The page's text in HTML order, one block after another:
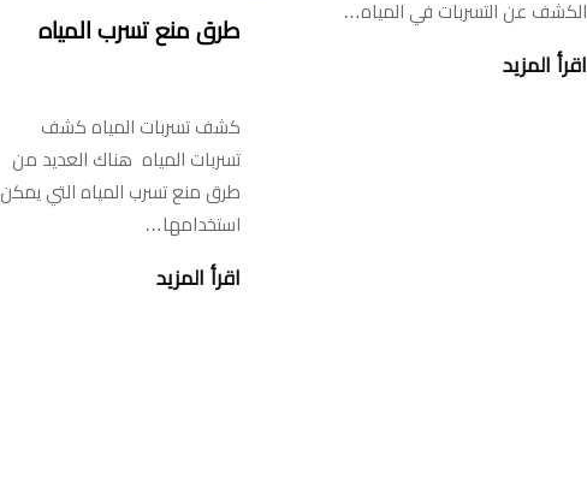
الكشف عن التسربات في المياه…
اقرأ المزيد
طرق منع تسرب المياه
كشف تسربات المياه كشف
تسربات المياه هناك العديد من
طرق منع تسرب المياه التي يمكن
استخدامها…
اقرأ المزيد